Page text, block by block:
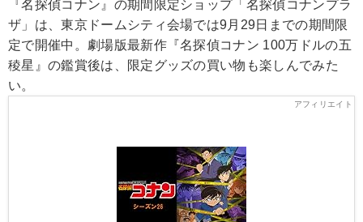
『名探偵コナン』の期間限定ショップ「名探偵コナンプラ
ザ」は、東京ドームシティ会場では9月29日までの期間限
定で開催中。劇場版最新作『名探偵コナン 100万ドルの五
稜星』の鑑賞後は、限定グッズの買い物も楽しんでみた
い。